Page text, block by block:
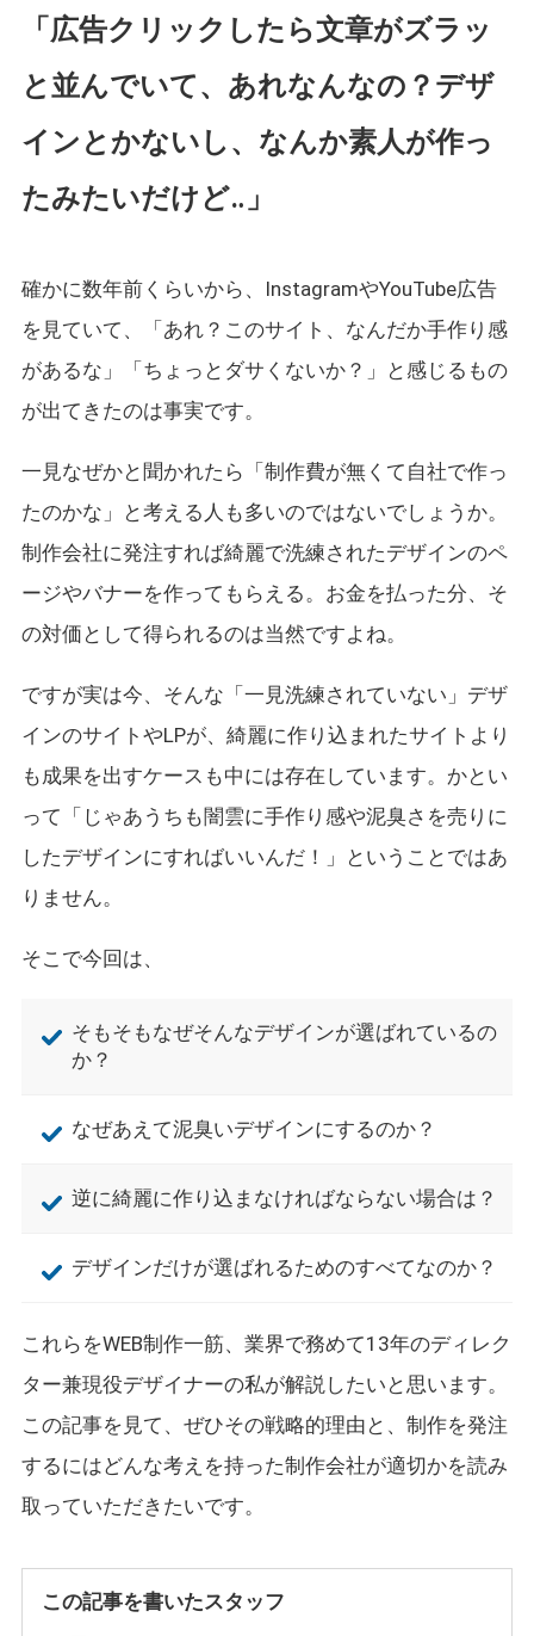
「広告クリックしたら文章がズラッ
と並んでいて、あれなんなの？デザ
インとかないし、なんか素人が作っ
たみたいだけど‥」
確かに数年前くらいから、InstagramやYouTube広告
を見ていて、「あれ？このサイト、なんだか手作り感
があるな」「ちょっとダサくないか？」と感じるもの
が出てきたのは事実です。
一見なぜかと聞かれたら「制作費が無くて自社で作っ
たのかな」と考える人も多いのではないでしょうか。
制作会社に発注すれば綺麗で洗練されたデザインのペ
ージやバナーを作ってもらえる。お金を払った分、そ
の対価として得られるのは当然ですよね。
ですが実は今、そんな「一見洗練されていない」デザ
インのサイトやLPが、綺麗に作り込まれたサイトより
も成果を出すケースも中には存在しています。かとい
って「じゃあうちも闇雲に手作り感や泥臭さを売りに
したデザインにすればいいんだ！」ということではあ
りません。
そこで今回は、
そもそもなぜそんなデザインが選ばれているの
か？
なぜあえて泥臭いデザインにするのか？
逆に綺麗に作り込まなければならない場合は？
デザインだけが選ばれるためのすべてなのか？
これらをWEB制作一筋、業界で務めて13年のディレク
ター兼現役デザイナーの私が解説したいと思います。
この記事を見て、ぜひその戦略的理由と、制作を発注
するにはどんな考えを持った制作会社が適切かを読み
取っていただきたいです。
この記事を書いたスタッフ